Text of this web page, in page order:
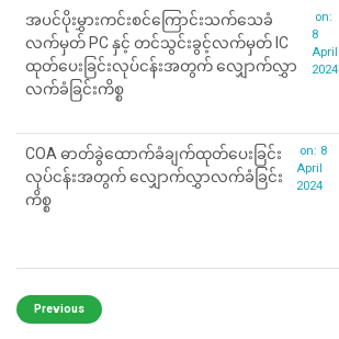
အပင်ပိုးမွှားကင်းစင်ကြောင်းသက်သေခံ
လက်မှတ် PC နှင့် တင်သွင်းခွင့်လက်မှတ် IC
ထုတ်ပေးခြင်းလုပ်ငန်းအတွက် လျှောက်လွှာ
လက်ခံခြင်းကိစ္စ
on:
8
April
2024
COA ဓာတ်ခွဲထောက်ခံချက်ထုတ်ပေးခြင်း
လုပ်ငန်းအတွက် လျှောက်လွှာလက်ခံခြင်း
ကိစ္စ
on: 8
April
2024
Previous